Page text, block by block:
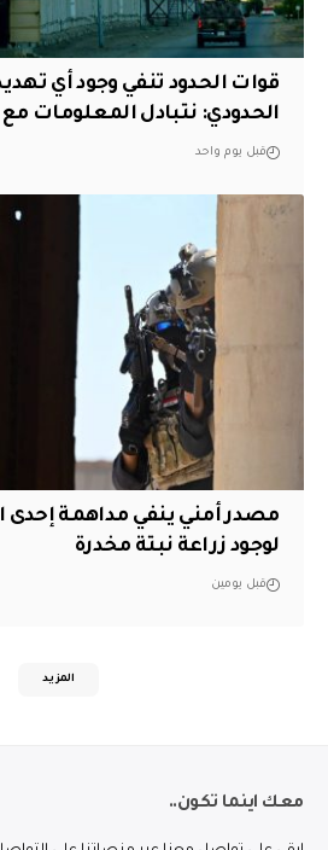
قوات الحدود تنفي وجود أي
الحدودي: نتبادل المعلومات
قبل يوم واحد
مصدر أمني ينفي مداهمة إحدى
لوجود زراعة نبتة مخدرة
قبل يومين
المزيد
معك اينما تكون..